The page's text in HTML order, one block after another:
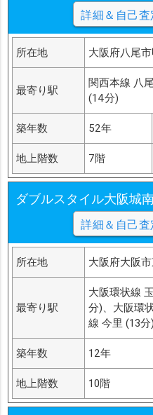
詳細＆自己査
所在地 大阪府八尾
最寄り駅
関西本線 八
(14分)
築年数 52年
地上階数 7階
ダブルスタイル大阪城
詳細＆自己査
所在地 大阪府大阪
最寄り駅
大阪環状線
分)、大阪環
線 今里 (13
築年数 12年
地上階数 10階